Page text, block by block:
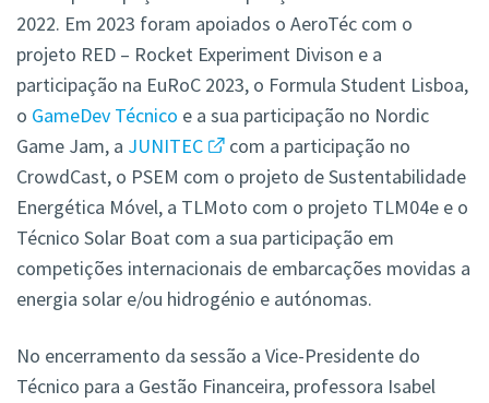
2022. Em 2023 foram apoiados o AeroTéc com o
projeto RED – Rocket Experiment Divison e a
participação na EuRoC 2023, o Formula Student Lisboa,
o GameDev Técnico e a sua participação no Nordic
Game Jam, a JUNITEC
com a participação no
CrowdCast, o PSEM com o projeto de Sustentabilidade
Energética Móvel, a TLMoto com o projeto TLM04e e o
Técnico Solar Boat com a sua participação em
competições internacionais de embarcações movidas a
energia solar e/ou hidrogénio e autónomas.
No encerramento da sessão a Vice-Presidente do
Técnico para a Gestão Financeira, professora Isabel